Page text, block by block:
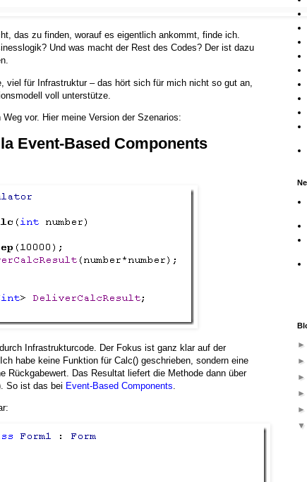
das zu finden, worauf es eigentlich ankommt, finde ich.
Und was macht der Rest des Codes? Der ist dazu
viel für Infrastruktur – das hört sich für mich nicht so gut an,
voll unterstütze.
vor. Hier meine Version der Szenarios:
Event-Based Components
Infrastrukturcode. Der Fokus ist ganz klar auf der
habe keine Funktion für Calc() geschrieben, sondern eine
Rückgabewert. Das Resultat liefert die Methode dann über
So ist das bei Event-Based Components